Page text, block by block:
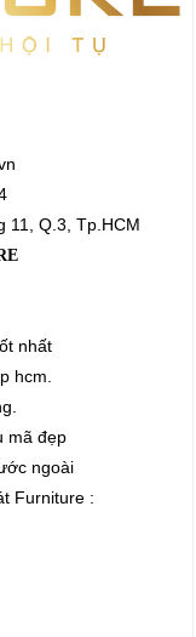
11, Q.3, Tp.HCM
nhất
hcm.
mã đẹp
ngoài
Furniture :